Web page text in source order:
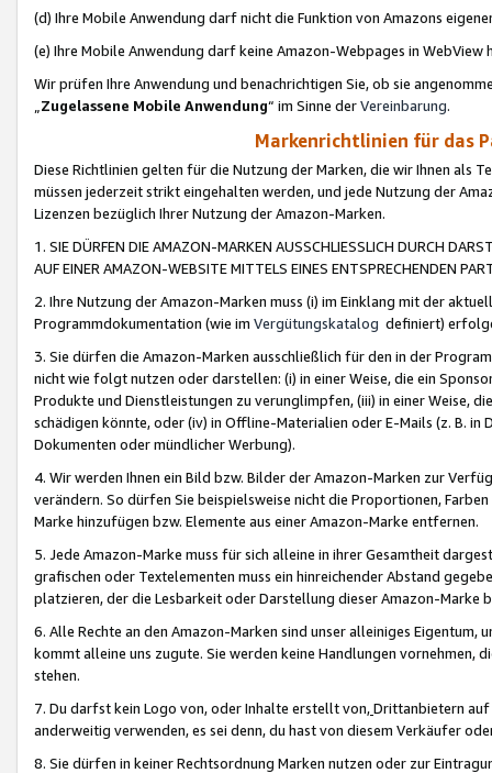
(d) Ihre Mobile Anwendung darf nicht die Funktion von Amazons
(e) Ihre Mobile Anwendung darf keine Amazon-Webpages in WebView
Wir prüfen Ihre Anwendung und benachrichtigen Sie, ob sie
„Zugelassene Mobile Anwendung“ im Sinne derVereinbarung.
Markenrichtlinien für das
Diese Richtlinien gelten für die Nutzung der Marken, die wir Ihnen als
müssen jederzeit strikt eingehalten werden, und jede Nutzung der
Lizenzen bezüglich Ihrer Nutzung der Amazon-Marken.
1. SIE DÜRFEN DIE AMAZON-MARKEN AUSSCHLIESSLICH DURCH
AUF EINER AMAZON-WEBSITE MITTELS EINES ENTSPRECHENDEN
2. Ihre Nutzung der Amazon-Marken muss (i) im Einklang mit der
Programmdokumentation (wie im Vergütungskatalog definiert)
3. Sie dürfen die Amazon-Marken ausschließlich für den in der
nicht wie folgt nutzen oder darstellen: (i) in einer Weise, die ein
Produkte und Dienstleistungen zu verunglimpfen, (iii) in einer Weise,
schädigen könnte, oder (iv) in Offline-Materialien oder E-Mails (z. B. in
Dokumenten oder mündlicher Werbung).
4. Wir werden Ihnen ein Bild bzw. Bilder der Amazon-Marken zur
verändern. So dürfen Sie beispielsweise nicht die Proportionen,
Marke hinzufügen bzw. Elemente aus einer Amazon-Marke entfernen.
5. Jede Amazon-Marke muss für sich alleine in ihrer Gesamtheit
grafischen oder Textelementen muss ein hinreichender Abstand
platzieren, der die Lesbarkeit oder Darstellung dieser Amazon-Marke
6. Alle Rechte an den Amazon-Marken sind unser alleiniges
kommt alleine uns zugute. Sie werden keine Handlungen vornehmen,
stehen.
7. Du darfst kein Logo von, oder Inhalte erstellt von,Drittanbietern auf
anderweitig verwenden, es sei denn, du hast von diesem Verkäufer
8. Sie dürfen in keiner Rechtsordnung Marken nutzen oder zur